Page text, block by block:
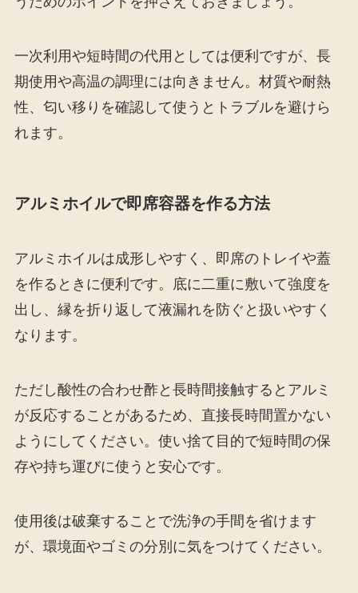
一次利用や短時間の代用としては便利ですが、長
期使用や高温の調理には向きません。材質や耐熱
性、匂い移りを確認して使うとトラブルを避けら
れます。
アルミホイルで即席容器を作る方法
アルミホイルは成形しやすく、即席のトレイや蓋
を作るときに便利です。底に二重に敷いて強度を
出し、縁を折り返して液漏れを防ぐと扱いやすく
なります。
ただし酸性の合わせ酢と長時間接触するとアルミ
が反応することがあるため、直接長時間置かない
ようにしてください。使い捨て目的で短時間の保
存や持ち運びに使うと安心です。
使用後は破棄することで洗浄の手間を省けます
が、環境面やゴミの分別に気をつけてください。